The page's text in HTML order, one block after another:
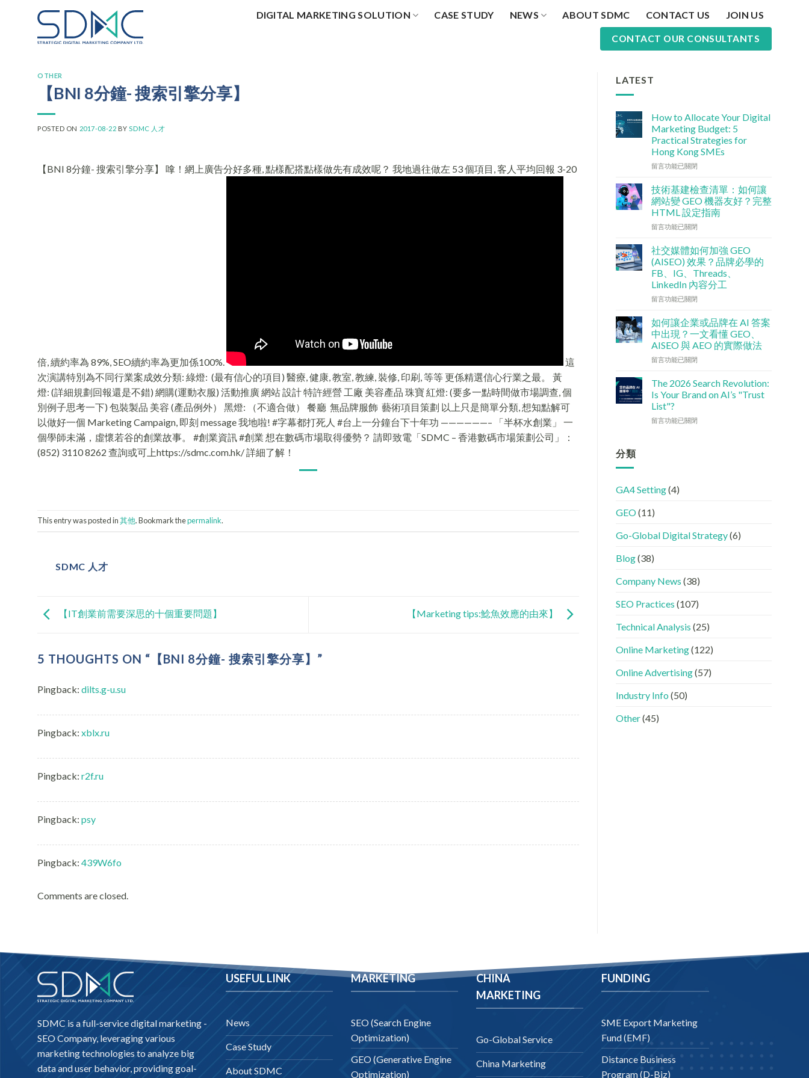
DIGITAL MARKETING SOLUTION CASE STUDY NEWS ABOUT SDMC CONTACT US JOIN US
CONTACT OUR CONSULTANTS
OTHER
【BNI 8分鐘- 搜索引擎分享】
POSTED ON 2017-08-22 BY SDMC 人才
【BNI 8分鐘- 搜索引擎分享】 嗱！網上廣告分好多種, 點樣配搭點樣做先有成效呢？ 我地過往做左 53 個項目, 客人平均回報 3-20
倍, 續約率為 89%, SEO續約率為更加係100%.
這
次演講特別為不同行業案成效分類: 綠燈: (最有信心的項目) 醫療, 健康, 教室, 教練, 裝修, 印刷, 等等 更係精選信心行業之最。 黃
燈: (詳細規劃回報還是不錯) 網購(運動衣服) 活動推廣 網站 設計 特許經營 工廠 美容產品 珠寶 紅燈: (要多一點時間做市場調查, 個
別例子思考一下) 包裝製品 美容 (產品例外） 黑燈: （不適合做） 餐廳 無品牌服飾 藝術項目策劃 以上只是簡單分類, 想知點解可
以做好一個 Marketing Campaign, 即刻 message 我地啦! #字幕都打死人 #台上一分鐘台下十年功 ——————– 「半杯水創業」 一
個學師未滿，虛懷若谷的創業故事。 #創業資訊 #創業 想在數碼市場取得優勢？ 請即致電「SDMC – 香港數碼市場策劃公司」：
(852) 3110 8262 查詢或可上https://sdmc.com.hk/ 詳細了解！
This entry was posted in其他. Bookmark thepermalink.
SDMC 人才
【IT創業前需要深思的十個重要問題】 【Marketing tips:鯰魚效應的由來】
5 THOUGHTS ON “ 【BNI 8分鐘- 搜索引擎分享】 ”
Pingback: dilts.g-u.su
Pingback: xblx.ru
Pingback: r2f.ru
Pingback: psy
Pingback: 439W6fo
Comments are closed.
LATEST
How to Allocate Your Digital
Marketing Budget: 5
Practical Strategies for
Hong Kong SMEs
在
碼
行
銷
預
算
分
配？
香
港
中
小
5
大
實
用
策
中
留言功能已關閉
技術基建檢查清單：如何讓
網站變 GEO 機器友好？完整
HTML 設定指南
在
術
基
建
檢
查
清
如
何
讓
網
站
GEO
機
器
友
好？
南〉
留言功能已關閉
社交媒體如何加強 GEO
(AISEO) 效果？品牌必學的
FB、IG、Threads、
LinkedIn 內容分工
在
交
媒
體
如
何
強
(AISEO)
效
果？
IG、
LinkedIn
容
工〉
中
留言功能已關閉
如何讓企業或品牌在 AI 答案
中出現？一文看懂 GEO、
AISEO 與 AEO 的實際做法
在
何
讓
企
業
或
中
現？
GEO、
與
的
際
中
留言功能已關閉
The 2026 Search Revolution:
Is Your Brand on AI’s "Trust
List"?
在
已
進
代
品
如
進
的
任
單」？〉
留言功能已關閉
分類
GA4 Setting(4)
GEO(11)
Go-Global Digital Strategy(6)
Blog(38)
Company News (38)
SEO Practices (107)
Technical Analysis (25)
Online Marketing(122)
Online Advertising(57)
Industry Info (50)
Other(45)
SDMC is a full-service digital marketing -
SEO Company, leveraging various
marketing technologies to analyze big
data and user behavior, providing goal-
USEFUL LINK
News
Case Study
About SDMC
MARKETING
SEO (Search Engine
Optimization)
GEO (Generative Engine
Optimization)
CHINA
MARKETING
Go-Global Service
China Marketing
FUNDING
SME Export Marketing
Fund (EMF)
Distance Business
Program (D-Biz)